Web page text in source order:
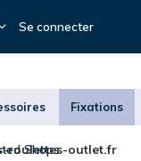
Se connecter
Fixations
Shops
roulettes-outlet.fr